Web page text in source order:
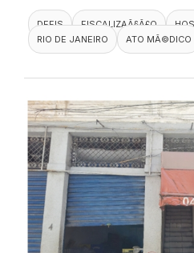
DEFIS FISCALIZAÃ§Ã£O
RIO DE JANEIRO
ATO MÃ©DICO